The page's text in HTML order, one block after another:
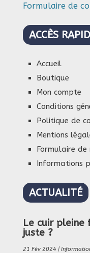
Formulaire de
ACCÈS
Accueil
Boutique
Mon compte
Conditions
Politique de
Mentions
Formulaire
Informations
ACTUALITÉ
Le cuir pleine
juste ?
21 Fév 2024 |